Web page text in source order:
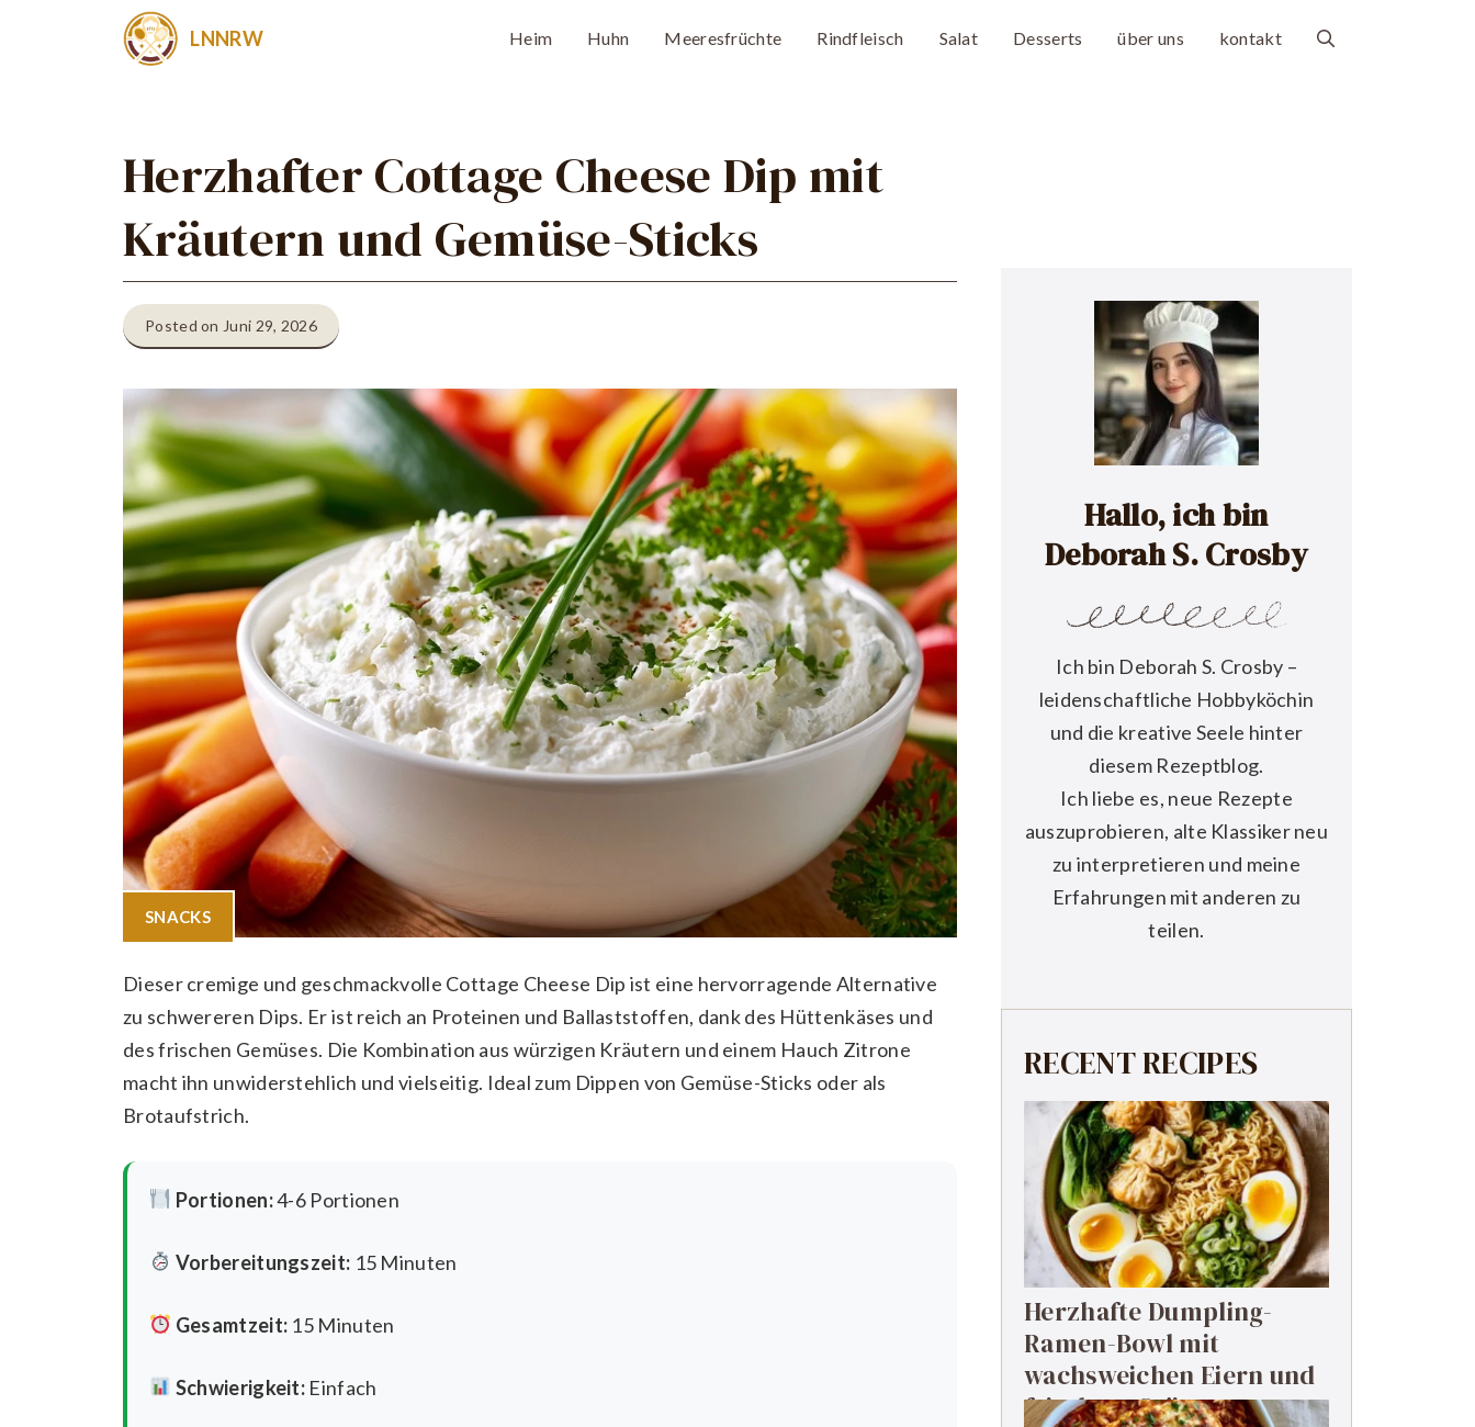
LNNRW Heim Huhn Meeresfrüchte Rindfleisch Salat Desserts über uns kontakt
Herzhafter Cottage Cheese Dip mit
Kräutern und Gemüse-Sticks
Posted on Juni 29, 2026
SNACKS
Dieser cremige und geschmackvolle Cottage Cheese Dip ist eine hervorragende Alternative
zu schwereren Dips. Er ist reich an Proteinen und Ballaststoffen, dank des Hüttenkäses und
des frischen Gemüses. Die Kombination aus würzigen Kräutern und einem Hauch Zitrone
macht ihn unwiderstehlich und vielseitig. Ideal zum Dippen von Gemüse-Sticks oder als
Brotaufstrich.
Portionen:4-6 Portionen
Vorbereitungszeit: 15 Minuten
Gesamtzeit: 15 Minuten
Schwierigkeit: Einfach
Hallo, ich bin
Deborah S. Crosby
Ich bin Deborah S. Crosby –
leidenschaftliche Hobbyköchin
und die kreative Seele hinter
diesem Rezeptblog.
Ich liebe es, neue Rezepte
auszuprobieren, alte Klassiker neu
zu interpretieren und meine
Erfahrungen mit anderen zu
teilen.
RECENT RECIPES
Herzhafte Dumpling-
Ramen-Bowl mit
wachsweichen Eiern und
frischem Grün